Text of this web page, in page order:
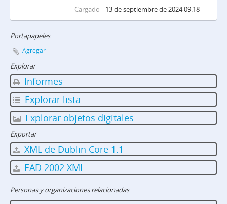
Cargado
13 de septiembre de 2024 09:18
Portapapeles
Agregar
Explorar
Informes
Explorar lista
Explorar objetos digitales
Exportar
XML de Dublin Core 1.1
EAD 2002 XML
Personas y organizaciones relacionadas